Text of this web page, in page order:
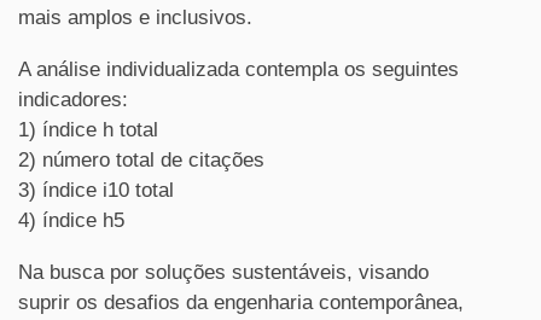
mais amplos e inclusivos.
A análise individualizada contempla os seguintes
indicadores:
1) índice h total
2) número total de citações
3) índice i10 total
4) índice h5
Na busca por soluções sustentáveis, visando
suprir os desafios da engenharia contemporânea,